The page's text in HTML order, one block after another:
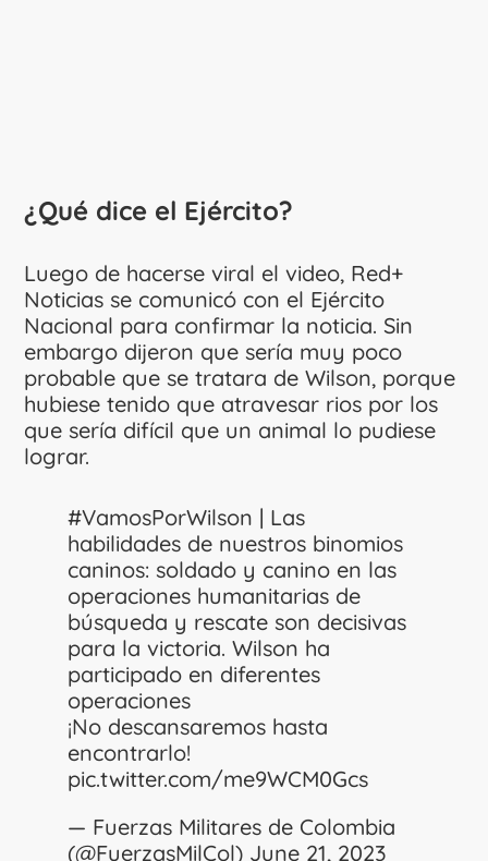
¿Qué dice el Ejército?
Luego de hacerse viral el video, Red+
Noticias se comunicó con el Ejército
Nacional para confirmar la noticia. Sin
embargo dijeron que sería muy poco
probable que se tratara de Wilson, porque
hubiese tenido que atravesar rios por los
que sería difícil que un animal lo pudiese
lograr.
#VamosPorWilson | Las
habilidades de nuestros binomios
caninos: soldado y canino en las
operaciones humanitarias de
búsqueda y rescate son decisivas
para la victoria. Wilson ha
participado en diferentes
operaciones
¡No descansaremos hasta
encontrarlo!
pic.twitter.com/me9WCM0Gcs
— Fuerzas Militares de Colombia
(@FuerzasMilCol) June 21, 2023